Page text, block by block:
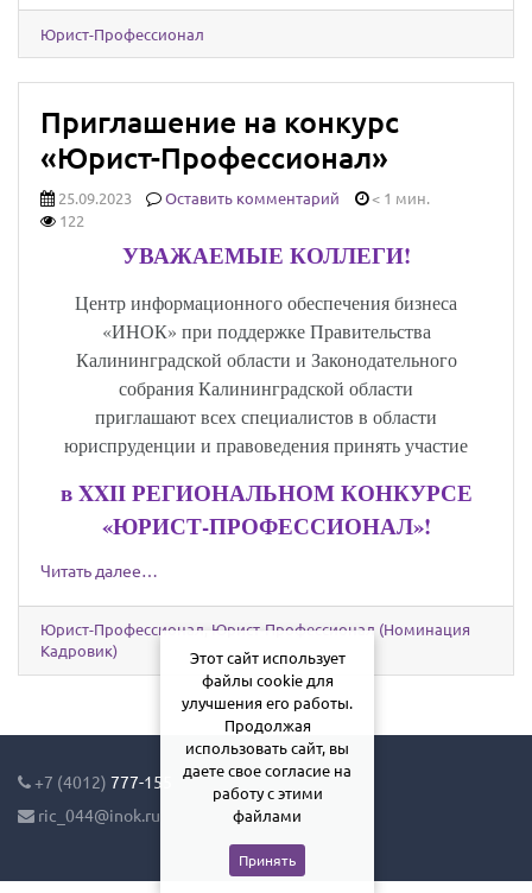
Юрист-Профессионал
Приглашение на конкурс
«Юрист-Профессионал»
25.09.2023 Оставить комментарий
< 1 мин.
122
УВАЖАЕМЫЕ КОЛЛЕГИ!
Центр информационного обеспечения бизнеса
«ИНОК» при поддержке Правительства
Калининградской области и Законодательного
собрания Калининградской области
приглашают всех специалистов в области
юриспруденции и правоведения принять участие
вXXIIРЕГИОНАЛЬНОМ КОНКУРСЕ
«ЮРИСТ-ПРОФЕССИОНАЛ»!
Читать далее…
Юрист-Профессионал Юрист-Профессионал (Номинация
Кадровик)
+7 (4012) 777-155
ric_044@inok.ru
Этот сайт использует
файлы cookie для
улучшения его работы.
Продолжая
использовать сайт, вы
даете свое согласие на
работу с этими
файлами
Принять